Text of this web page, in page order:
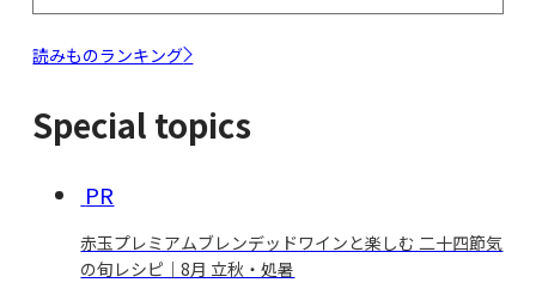
読みものランキング
Special topics
PR
赤玉プレミアムブレンデッドワインと楽しむ 二十四節気
の旬レシピ｜8月 立秋・処暑